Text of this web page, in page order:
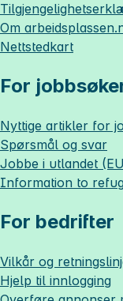
Om
Nettstedkart
For
Nyttige artikler for
Spørsmål og svar
Jobbe i utlandet
Information to
For bedrifter
Vilkår og
Hjelp til innlogging